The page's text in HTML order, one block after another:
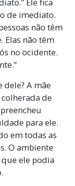
de imediato.
não têm
Elas não têm
no ocidente.
dele? A mãe
de
para ele.
em todas as
O ambiente
ele podia